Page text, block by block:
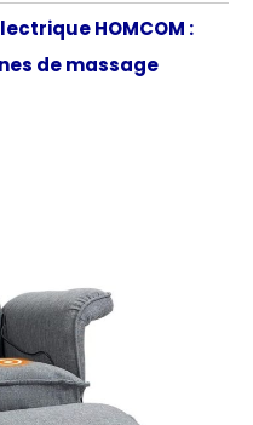
HOMCOM :
de massage